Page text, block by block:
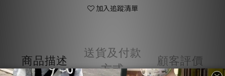
加入追蹤清單
商品描述
送貨及付款
方式
顧客評價